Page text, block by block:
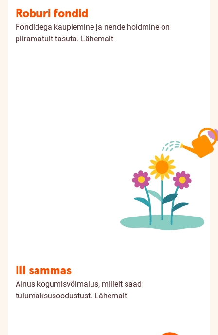
Roburi fondid
Fondidega kauplemine ja nende hoidmine on
piiramatult tasuta. Lähemalt
III sammas
Ainus kogumisvõimalus, millelt saad
tulumaksusoodustust. Lähemalt